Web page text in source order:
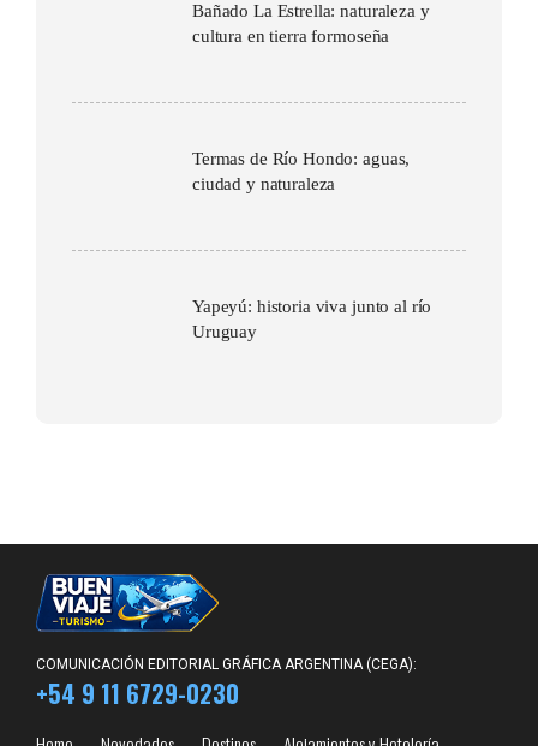
Bañado La Estrella: naturaleza y
cultura en tierra formoseña
Termas de Río Hondo: aguas,
ciudad y naturaleza
Yapeyú: historia viva junto al río
Uruguay
COMUNICACIÓN EDITORIAL GRÁFICA ARGENTINA (CEGA):
+54 9 11 6729-0230